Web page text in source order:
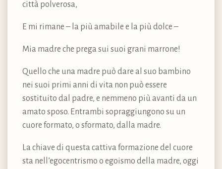
città polverosa,
E mi rimane – la più amabile e la più dolce –
Mia madre che prega sui suoi grani marrone!
Quello che una madre può dare al suo bambino
nei suoi primi anni di vita non può essere
sostituito dal padre, e nemmeno più avanti da un
amato sposo. Entrambi sopraggiungono su un
cuore formato, o sformato, dalla madre.
La chiave di questa cattiva formazione del cuore
sta nell’egocentrismo o egoismo della madre, oggi